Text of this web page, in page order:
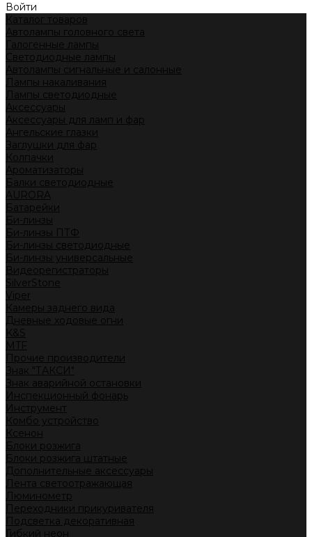
Войти
Каталог товаров
Автолампы головного света
Галогенные лампы
Светодиодные лампы
Автолампы сигнальные и салонные
Лампы накаливания
Лампы светодиодные
Аксессуары
Аксессуары для ламп и фар
Ангельские глазки
Заглушки для фар
Колпачки
Ароматизаторы
Балки светодиодные
AURORA
Батарейки
Би-линзы
Би-линзы ПТФ
Би-линзы светодиодные
Би-линзы универсальные
Видеорегистраторы
SilverStone
Viper
Камеры заднего вида
Дневные ходовые огни
K&S
MTF
Прочие производители
Знак "ТАКСИ"
Знак аварийной остановки
Инспекционный фонарь
Инструмент
Комбо устройство
Ксенон
Блоки розжига
Блоки розжига штатные
Дополнительные аксессуары
Лента светоотражающая
Люминометр
Переходники прикуривателя
Подсветка декоративная
Гибкий неон